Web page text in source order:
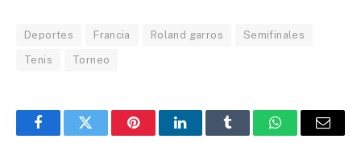
Deportes Francia Roland garros Semifinales
Tenis Torneo
FacebookTwitter PinterestLinkedInTumblr WhatsAppEmail